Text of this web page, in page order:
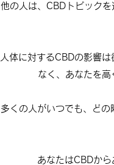
他の人は、CBDトピック
人体に対するCBDの影響
なく、あなたを
多くの人がいつでも、ど
あなたはCBDか